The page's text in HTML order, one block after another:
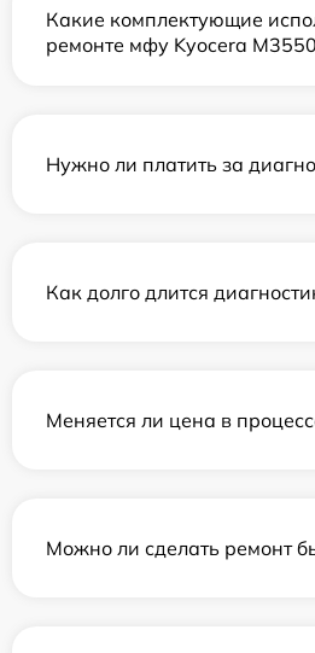
Какие комплектующие
ремонте мфу Kyocera
Нужно ли платить за
Как долго длится
Меняется ли цена в
Можно ли сделать ремонт